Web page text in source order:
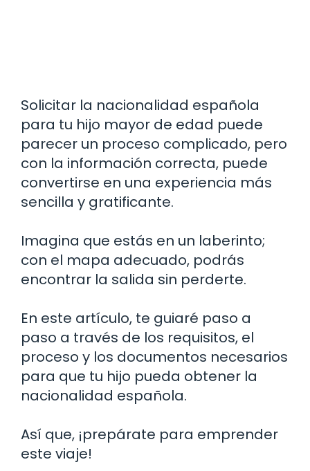
Solicitar la nacionalidad española
para tu hijo mayor de edad puede
parecer un proceso complicado, pero
con la información correcta, puede
convertirse en una experiencia más
sencilla y gratificante.
Imagina que estás en un laberinto;
con el mapa adecuado, podrás
encontrar la salida sin perderte.
En este artículo, te guiaré paso a
paso a través de los requisitos, el
proceso y los documentos necesarios
para que tu hijo pueda obtener la
nacionalidad española.
Así que, ¡prepárate para emprender
este viaje!